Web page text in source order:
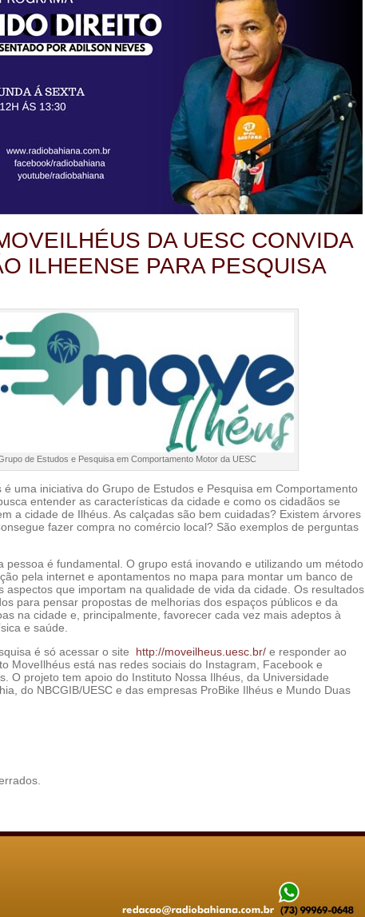
DA UESC CONVIDA
ILHEENSE PARA PESQUISA
de Estudos e Pesquisa em Comportamento Motor da UESC
é uma iniciativa do Grupo de Estudos e Pesquisa em Comportamento
entender as características da cidade e como os cidadãos se
a cidade de Ilhéus. As calçadas são bem cuidadas? Existem árvores
fazer compra no comércio local? São exemplos de perguntas
pessoa é fundamental. O grupo está inovando e utilizando um método
pela internet e apontamentos no mapa para montar um banco de
aspectos que importam na qualidade de vida da cidade. Os resultados
para pensar propostas de melhorias dos espaços públicos e da
na cidade e, principalmente, favorecer cada vez mais adeptos à
e saúde.
é só acessar o site http://moveilheus.uesc.br/ e responder ao
MoveIlhéus está nas redes sociais do Instagram, Facebook e
O projeto tem apoio do Instituto Nossa Ilhéus, da Universidade
do NBCGIB/UESC e das empresas ProBike Ilhéus e Mundo Duas